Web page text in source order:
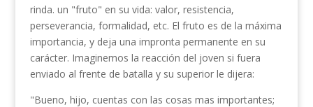
rinda. un "fruto" en su vida: valor, resistencia,
perseverancia, formalidad, etc. El fruto es de la máxima
importancia, y deja una impronta permanente en su
carácter. Imaginemos la reacción del joven si fuera
enviado al frente de batalla y su superior le dijera:
"Bueno, hijo, cuentas con las cosas mas importan­tes;